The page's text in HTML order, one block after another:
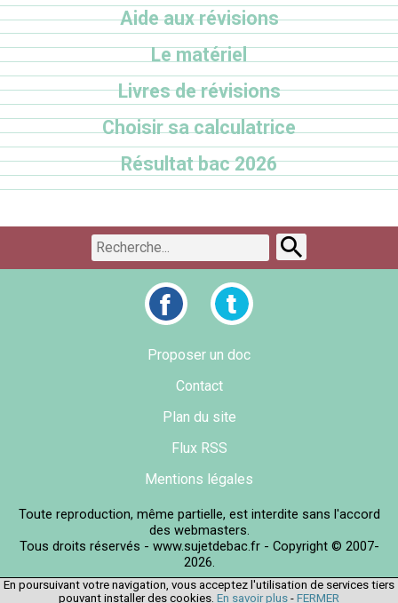
Aide aux révisions
Le matériel
Livres de révisions
Choisir sa calculatrice
Résultat bac 2026
Proposer un doc
Contact
Plan du site
Flux RSS
Mentions légales
Toute reproduction, même partielle, est interdite sans l'accord
des webmasters.
Tous droits réservés - www.sujetdebac.fr - Copyright © 2007-
2026.
En poursuivant votre navigation, vous acceptez l'utilisation de services tiers
pouvant installer des cookies. En savoir plus - FERMER